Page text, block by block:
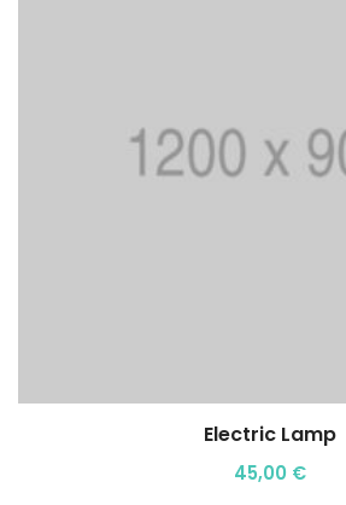
Electric Lamp
45,00 €
Aggiungi al carrello